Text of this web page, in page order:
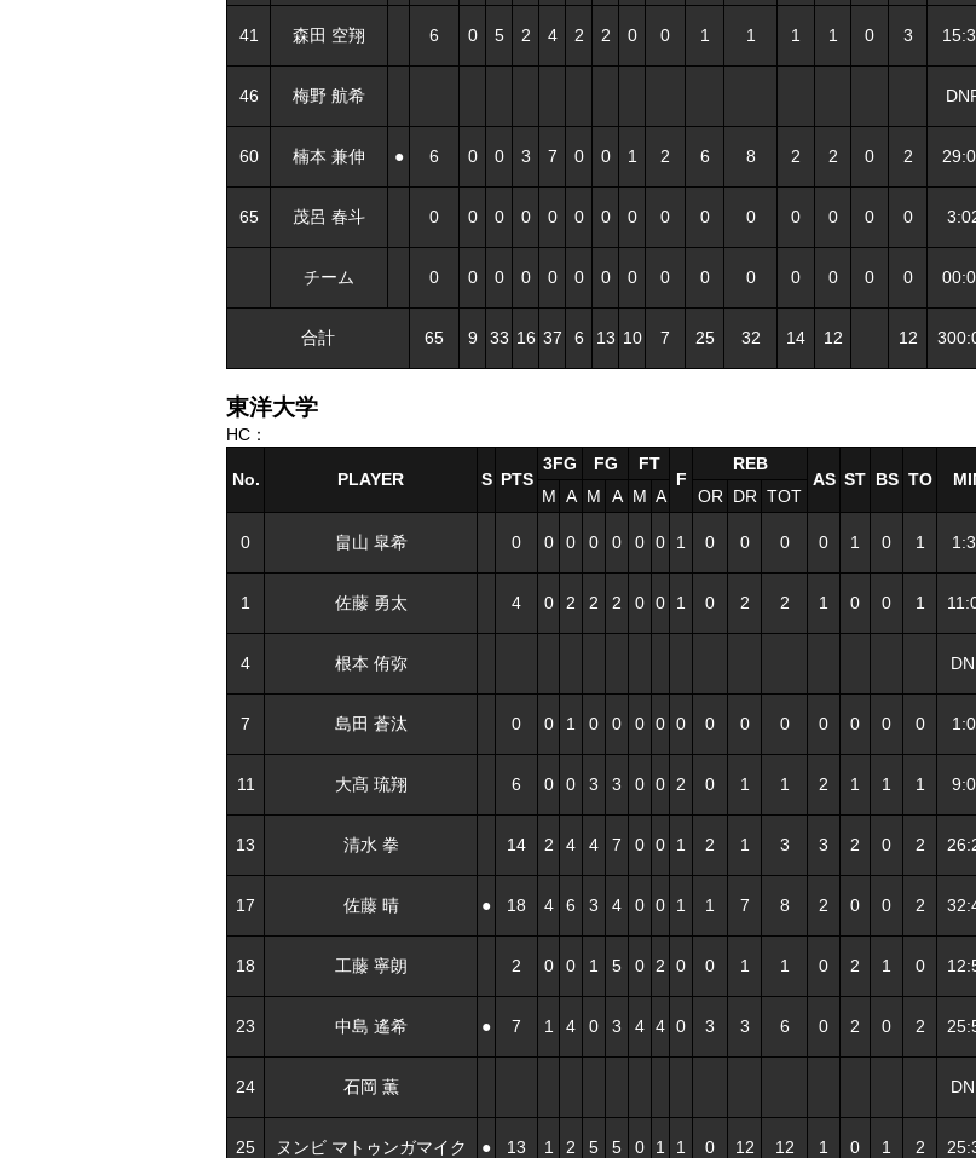
41 森田 空翔 6 0 5 2 4 2 2 0 0 1 1 1 1 0 3
46 梅野 航希
60 楠本 兼伸 ● 6 0 0 3 7 0 0 1 2 6 8 2 2 0 2
65 茂呂 春斗 0 0 0 0 0 0 0 0 0 0 0 0 0 0 0
チーム 0 0 0 0 0 0 0 0 0 0 0 0 0 0 0
合計 65 9 33 16 37 6 13 10 7 25 32 14 12 12
東洋大学
HC：
No. PLAYER S PTS
3FG FG
FT
F
REB
AS ST BS TO
M A M A M A OR DR TOT
0 畠山 皐希 0 0 0 0 0 0 0 1 0 0 0 0 1 0 1
1 佐藤 勇太 4 0 2 2 2 0 0 1 0 2 2 1 0 0 1
4 根本 侑弥
7 島田 蒼汰 0 0 1 0 0 0 0 0 0 0 0 0 0 0 0
11 大髙 琉翔 6 0 0 3 3 0 0 2 0 1 1 2 1 1 1
13 清水 拳 14 2 4 4 7 0 0 1 2 1 3 3 2 0 2
17 佐藤 晴 ● 18 4 6 3 4 0 0 1 1 7 8 2 0 0 2
18 工藤 寧朗 2 0 0 1 5 0 2 0 0 1 1 0 2 1 0
23 中島 遙希 ● 7 1 4 0 3 4 4 0 3 3 6 0 2 0 2
24 石岡 薫
25 ヌンビ マトゥンガマイク ● 13 1 2 5 5 0 1 1 0 12 12 1 0 1 2